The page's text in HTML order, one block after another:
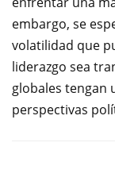
embargo, se
volatilidad que
liderazgo sea
globales tengan
perspectivas